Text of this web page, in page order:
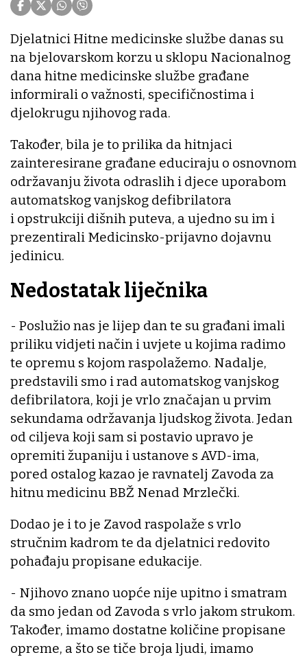
Djelatnici Hitne medicinske službe danas su
na bjelovarskom korzu u sklopu Nacionalnog
dana hitne medicinske službe građane
informirali o važnosti, specifičnostima i
djelokrugu njihovog rada.
Također, bila je to prilika da hitnjaci
zainteresirane građane educiraju o osnovnom
održavanju života odraslih i djece uporabom
automatskog vanjskog defibrilatora
i opstrukciji dišnih puteva, a ujedno su im i
prezentirali Medicinsko-prijavno dojavnu
jedinicu.
Nedostatak liječnika
- Poslužio nas je lijep dan te su građani imali
priliku vidjeti način i uvjete u kojima radimo
te opremu s kojom raspolažemo. Nadalje,
predstavili smo i rad automatskog vanjskog
defibrilatora, koji je vrlo značajan u prvim
sekundama održavanja ljudskog života. Jedan
od ciljeva koji sam si postavio upravo je
opremiti županiju i ustanove s AVD-ima,
pored ostalog kazao je ravnatelj Zavoda za
hitnu medicinu BBŽ Nenad Mrzlečki.
Dodao je i to je Zavod raspolaže s vrlo
stručnim kadrom te da djelatnici redovito
pohađaju propisane edukacije.
- Njihovo znano uopće nije upitno i smatram
da smo jedan od Zavoda s vrlo jakom strukom.
Također, imamo dostatne količine propisane
opreme, a što se tiče broja ljudi, imamo